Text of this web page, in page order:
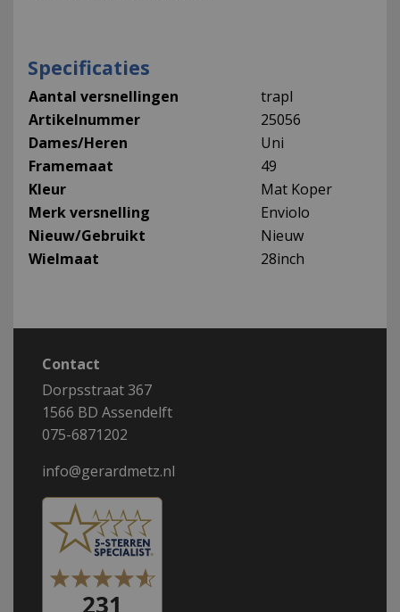
Specificaties
Aantal versnellingen
trapl
Artikelnummer
25056
Dames/Heren
Uni
Framemaat
49
Kleur
Mat Koper
Merk versnelling
Enviolo
Nieuw/Gebruikt
Nieuw
Wielmaat
28inch
Contact
Dorpsstraat 367
1566 BD Assendelft
075-6871202
info@gerardmetz.nl